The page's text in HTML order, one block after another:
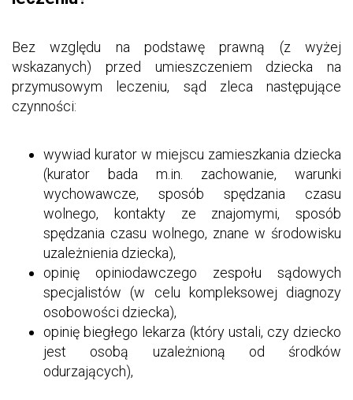
Bez względu na podstawę prawną (z wyżej
wskazanych) przed umieszczeniem dziecka na
przymusowym leczeniu, sąd zleca następujące
czynności:
wywiad kurator w miejscu zamieszkania dziecka
(kurator bada m.in. zachowanie, warunki
wychowawcze, sposób spędzania czasu
wolnego, kontakty ze znajomymi, sposób
spędzania czasu wolnego, znane w środowisku
uzależnienia dziecka),
opinię opiniodawczego zespołu sądowych
specjalistów (w celu kompleksowej diagnozy
osobowości dziecka),
opinię biegłego lekarza (który ustali, czy dziecko
jest osobą uzależnioną od środków
odurzających),